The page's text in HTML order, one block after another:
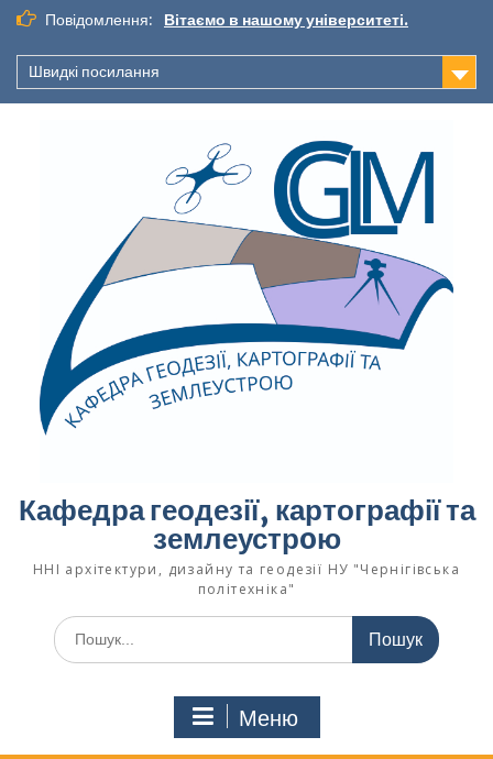
Повідомлення: Вітаємо в нашому університеті.
Швидкі посилання
Кафедра геодезії, картографії та
землеустрoю
ННІ архітектури, дизайну та геодезії НУ "Чернігівська
політехніка"
Меню